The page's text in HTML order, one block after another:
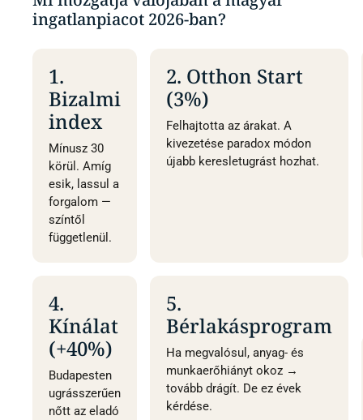
ingatlanpiacot 2026-ban?
1.
Bizalmi
index
Mínusz 30
körül. Amíg
esik, lassul a
forgalom —
színtől
függetlenül.
2. Otthon Start
(3%)
Felhajtotta az árakat. A
kivezetése paradox módon
újabb keresletugrást hozhat.
4.
Kínálat
(+40%)
Budapesten
ugrásszerűen
nőtt az eladó
5.
Bérlakásprogram
Ha megvalósul, anyag- és
munkaerőhiányt okoz →
tovább drágít. De ez évek
kérdése.